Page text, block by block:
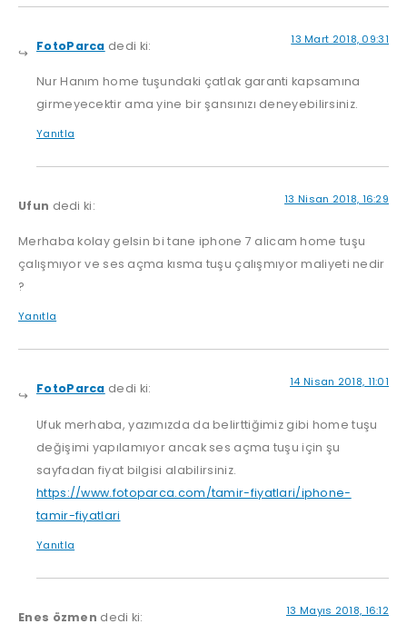
FotoParca dedi ki: 13 Mart 2018, 09:31
Nur Hanım home tuşundaki çatlak garanti kapsamına
girmeyecektir ama yine bir şansınızı deneyebilirsiniz.
Yanıtla
Ufun dedi ki: 13 Nisan 2018, 16:29
Merhaba kolay gelsin bi tane iphone 7 alicam home tuşu
çalışmıyor ve ses açma kısma tuşu çalışmıyor maliyeti nedir
?
Yanıtla
FotoParca dedi ki: 14 Nisan 2018, 11:01
Ufuk merhaba, yazımızda da belirttiğimiz gibi home tuşu
değişimi yapılamıyor ancak ses açma tuşu için şu
sayfadan fiyat bilgisi alabilirsiniz.
https://www.fotoparca.com/tamir-fiyatlari/iphone-
tamir-fiyatlari
Yanıtla
Enes özmen dedi ki: 13 Mayıs 2018, 16:12